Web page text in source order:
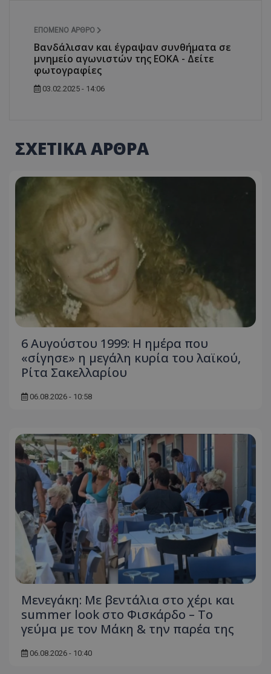
ΕΠΌΜΕΝΟ ΆΡΘΡΟ
Βανδάλισαν και έγραψαν συνθήματα σε
μνημείο αγωνιστών της ΕΟΚΑ - Δείτε
φωτογραφίες
03.02.2025 - 14:06
ΣΧΕΤΙΚΑ ΑΡΘΡΑ
6 Αυγούστου 1999: Η ημέρα που
«σίγησε» η μεγάλη κυρία του λαϊκού,
Ρίτα Σακελλαρίου
06.08.2026 - 10:58
Μενεγάκη: Με βεντάλια στο χέρι και
summer look στο Φισκάρδο – Το
γεύμα με τον Μάκη & την παρέα της
06.08.2026 - 10:40